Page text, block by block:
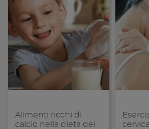
Alimenti ricchi di
calcio nella dieta dei